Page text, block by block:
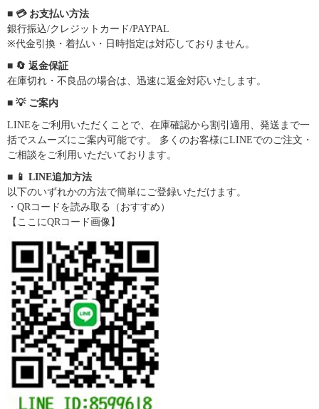
■ 💳 お支払い方法
銀行振込/クレジットカード/PAYPAL
※代金引換・着払い・日時指定は対応しておりません。
■ 🔄 返金保証
在庫切れ・不良品の場合は、迅速に返金対応いたします。
■ 💡 ご案内
LINEをご利用いただくことで、在庫確認から割引適用、発送まで一
括でスムーズにご案内可能です。 多くのお客様にLINEでのご注文・
ご相談をご利用いただいております。
■ 📱 LINE追加方法
以下のいずれかの方法で簡単にご登録いただけます。
・QRコードを読み取る（おすすめ）
【ここにQRコード画像】